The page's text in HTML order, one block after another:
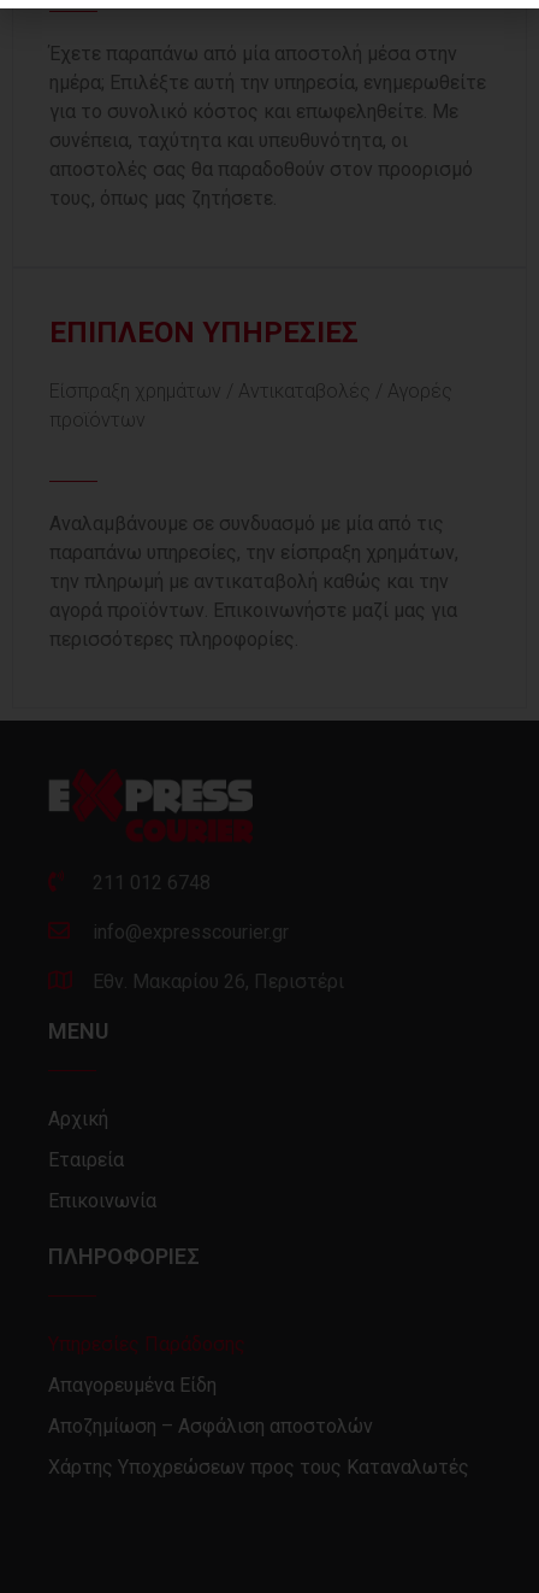
Έχετε παραπάνω από μία αποστολή μέσα στην
ημέρα; Επιλέξτε αυτή την υπηρεσία, ενημερωθείτε
για το συνολικό κόστος και επωφεληθείτε. Με
συνέπεια, ταχύτητα και υπευθυνότητα, οι
αποστολές σας θα παραδοθούν στον προορισμό
τους, όπως μας ζητήσετε.
ΕΠΙΠΛΕΟΝ ΥΠΗΡΕΣΙΕΣ
Είσπραξη χρημάτων / Αντικαταβολές / Αγορές
προϊόντων
Αναλαμβάνουμε σε συνδυασμό με μία από τις
παραπάνω υπηρεσίες, την είσπραξη χρημάτων,
την πληρωμή με αντικαταβολή καθώς και την
αγορά προϊόντων. Επικοινωνήστε μαζί μας για
περισσότερες πληροφορίες.
211 012 6748
info@expresscourier.gr
Εθν. Μακαρίου 26, Περιστέρι
MENU
Αρχική
Εταιρεία
Επικοινωνία
ΠΛΗΡΟΦΟΡΙΕΣ
Υπηρεσίες Παράδοσης
Απαγορευμένα Είδη
Αποζημίωση – Ασφάλιση αποστολών
Χάρτης Υποχρεώσεων προς τους Καταναλωτές